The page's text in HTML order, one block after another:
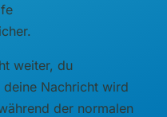
weiter, du
Nachricht wird
der normalen